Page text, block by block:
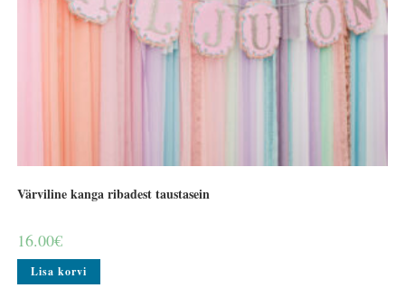
Värviline kanga ribadest taustasein
16.00€
Lisa korvi